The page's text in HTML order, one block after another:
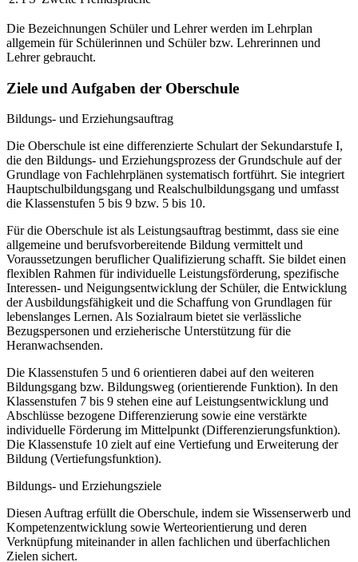
Die Bezeichnungen Schüler und Lehrer werden im Lehrplan
allgemein für Schülerinnen und Schüler bzw. Lehrerinnen und
Lehrer gebraucht.
Ziele und Aufgaben der Oberschule
Bildungs- und Erziehungsauftrag
Die Oberschule ist eine differenzierte Schulart der Sekundarstufe I,
die den Bildungs- und Erziehungsprozess der Grundschule auf der
Grundlage von Fachlehrplänen systematisch fortführt. Sie integriert
Hauptschulbildungsgang und Realschulbildungsgang und umfasst
die Klassenstufen 5 bis 9 bzw. 5 bis 10.
Für die Oberschule ist als Leistungsauftrag bestimmt, dass sie eine
allgemeine und berufsvorbereitende Bildung vermittelt und
Voraussetzungen beruflicher Qualifizierung schafft. Sie bildet einen
flexiblen Rahmen für individuelle Leistungsförderung, spezifische
Interessen- und Neigungsentwicklung der Schüler, die Entwicklung
der Ausbildungsfähigkeit und die Schaffung von Grundlagen für
lebenslanges Lernen. Als Sozialraum bietet sie verlässliche
Bezugspersonen und erzieherische Unterstützung für die
Heranwachsenden.
Die Klassenstufen 5 und 6 orientieren dabei auf den weiteren
Bildungsgang bzw. Bildungsweg (orientierende Funktion). In den
Klassenstufen 7 bis 9 stehen eine auf Leistungsentwicklung und
Abschlüsse bezogene Differenzierung sowie eine verstärkte
individuelle Förderung im Mittelpunkt (Differenzierungsfunktion).
Die Klassenstufe 10 zielt auf eine Vertiefung und Erweiterung der
Bildung (Vertiefungsfunktion).
Bildungs- und Erziehungsziele
Diesen Auftrag erfüllt die Oberschule, indem sie Wissenserwerb und
Kompetenzentwicklung sowie Werteorientierung und deren
Verknüpfung miteinander in allen fachlichen und überfachlichen
Zielen sichert.